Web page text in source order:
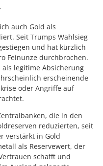
auch Gold als
Seit Trumps Wahlsieg
und hat kürzlich
Feinunze durchbrochen.
legitime Absicherung
erscheinende
oder Angriffe auf
die in den
reduzierten, seit
verstärkt in Gold
als Reservewert, der
schafft und